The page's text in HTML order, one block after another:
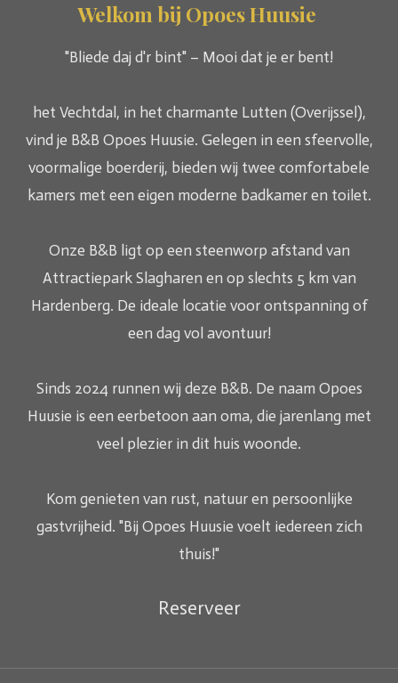
Welkom bij Opoes Huusie
"Bliede daj d'r bint" – Mooi dat je er bent!
het Vechtdal, in het charmante Lutten (Overijssel),
vind je B&B Opoes Huusie. Gelegen in een sfeervolle,
voormalige boerderij, bieden wij twee comfortabele
kamers met een eigen moderne badkamer en toilet.
Onze B&B ligt op een steenworp afstand van
Attractiepark Slagharen en op slechts 5 km van
Hardenberg. De ideale locatie voor ontspanning of
een dag vol avontuur!
Sinds 2024 runnen wij deze B&B. De naam Opoes
Huusie is een eerbetoon aan oma, die jarenlang met
veel plezier in dit huis woonde.
Kom genieten van rust, natuur en persoonlijke
gastvrijheid. "Bij Opoes Huusie voelt iedereen zich
thuis!"
Reserveer